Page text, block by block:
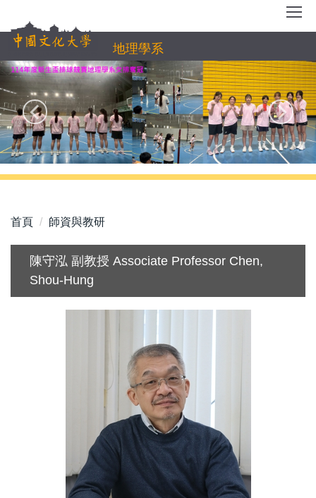
到
主
要
內
容
區
地理學系
首頁 師資與教研
陳守泓 副教授 Associate Professor Chen,
Shou-Hung